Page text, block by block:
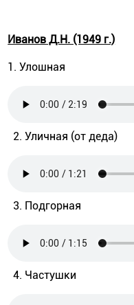
Иванов Д.Н. (1949 г.)
1. Улошная
2. Уличная (от деда)
3. Подгорная
4. Частушки